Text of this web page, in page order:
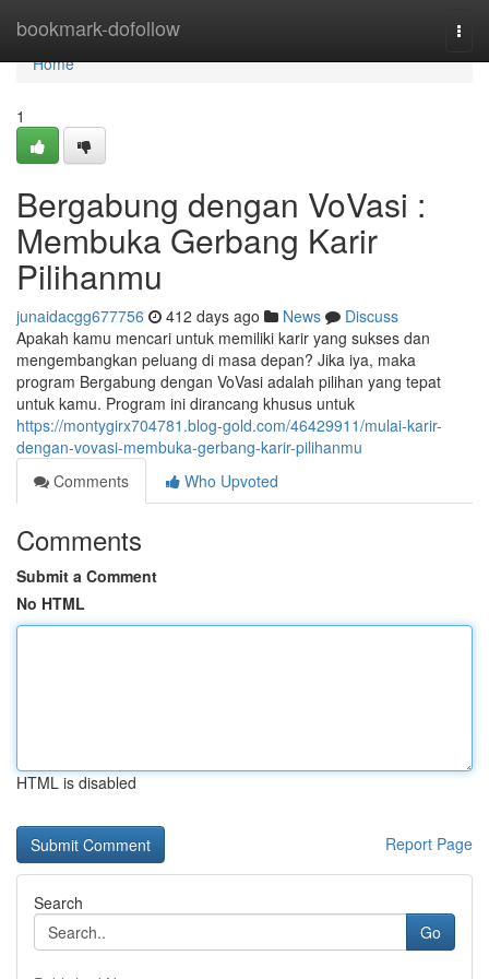
bookmark-dofollow
Home
Home
1
Bergabung dengan VoVasi :
Membuka Gerbang Karir
Pilihanmu
junaidacgg677756 412 days ago News
Discuss
Apakah kamu mencari untuk memiliki karir yang sukses dan
mengembangkan peluang di masa depan? Jika iya, maka
program Bergabung dengan VoVasi adalah pilihan yang tepat
untuk kamu. Program ini dirancang khusus untuk
https://montygirx704781.blog-gold.com/46429911/mulai-karir-
dengan-vovasi-membuka-gerbang-karir-pilihanmu
Comments
Who Upvoted
Comments
Submit a Comment
No HTML
HTML is disabled
Report Page
Search
Go